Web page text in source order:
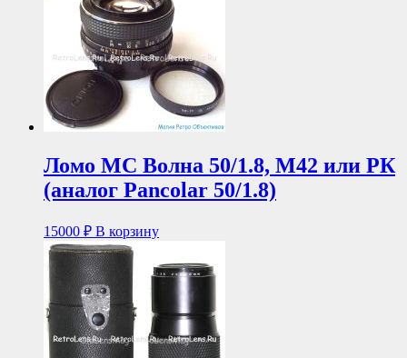
Ломо МС Волна 50/1.8, М42 или РК
(аналог Pancolar 50/1.8)
15000 ₽ В корзину